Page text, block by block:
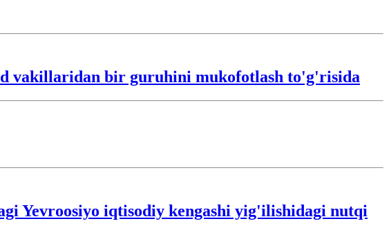
vakillaridan bir guruhini mukofotlash to'g'risida
Yevroosiyo iqtisodiy kengashi yig'ilishidagi nutqi